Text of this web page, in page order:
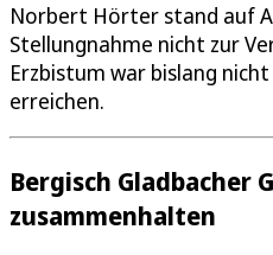
Norbert Hörter stand auf
Stellungnahme nicht zur
Erzbistum war bislang
erreichen.
Bergisch Gladbacher
zusammenhalten